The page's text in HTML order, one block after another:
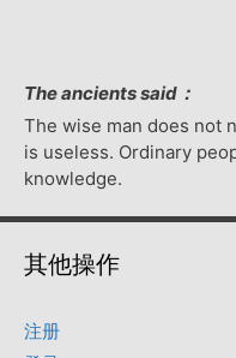
The ancients said：
The wise man does not
is useless. Ordinary
knowledge.
其他操作
注册